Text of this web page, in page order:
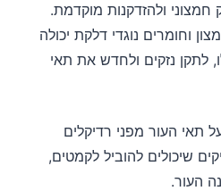
חמצוני ולהזדקנות מוקדמת.
וחומרים נוגדי דלקת יכולה
לתקן נזקים ולחדש את תאי
תאי העור מפני רדיקלים
שיכולים להוביל לקמטים,
העור.